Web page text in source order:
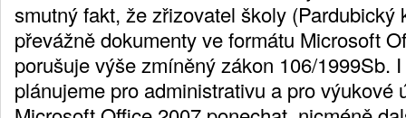
smutný fakt, že zřizovatel školy (Pardubický
převážně dokumenty ve formátu Microsoft
porušuje výše zmíněný zákon 106/1999Sb.
plánujeme pro administrativu a pro výukové